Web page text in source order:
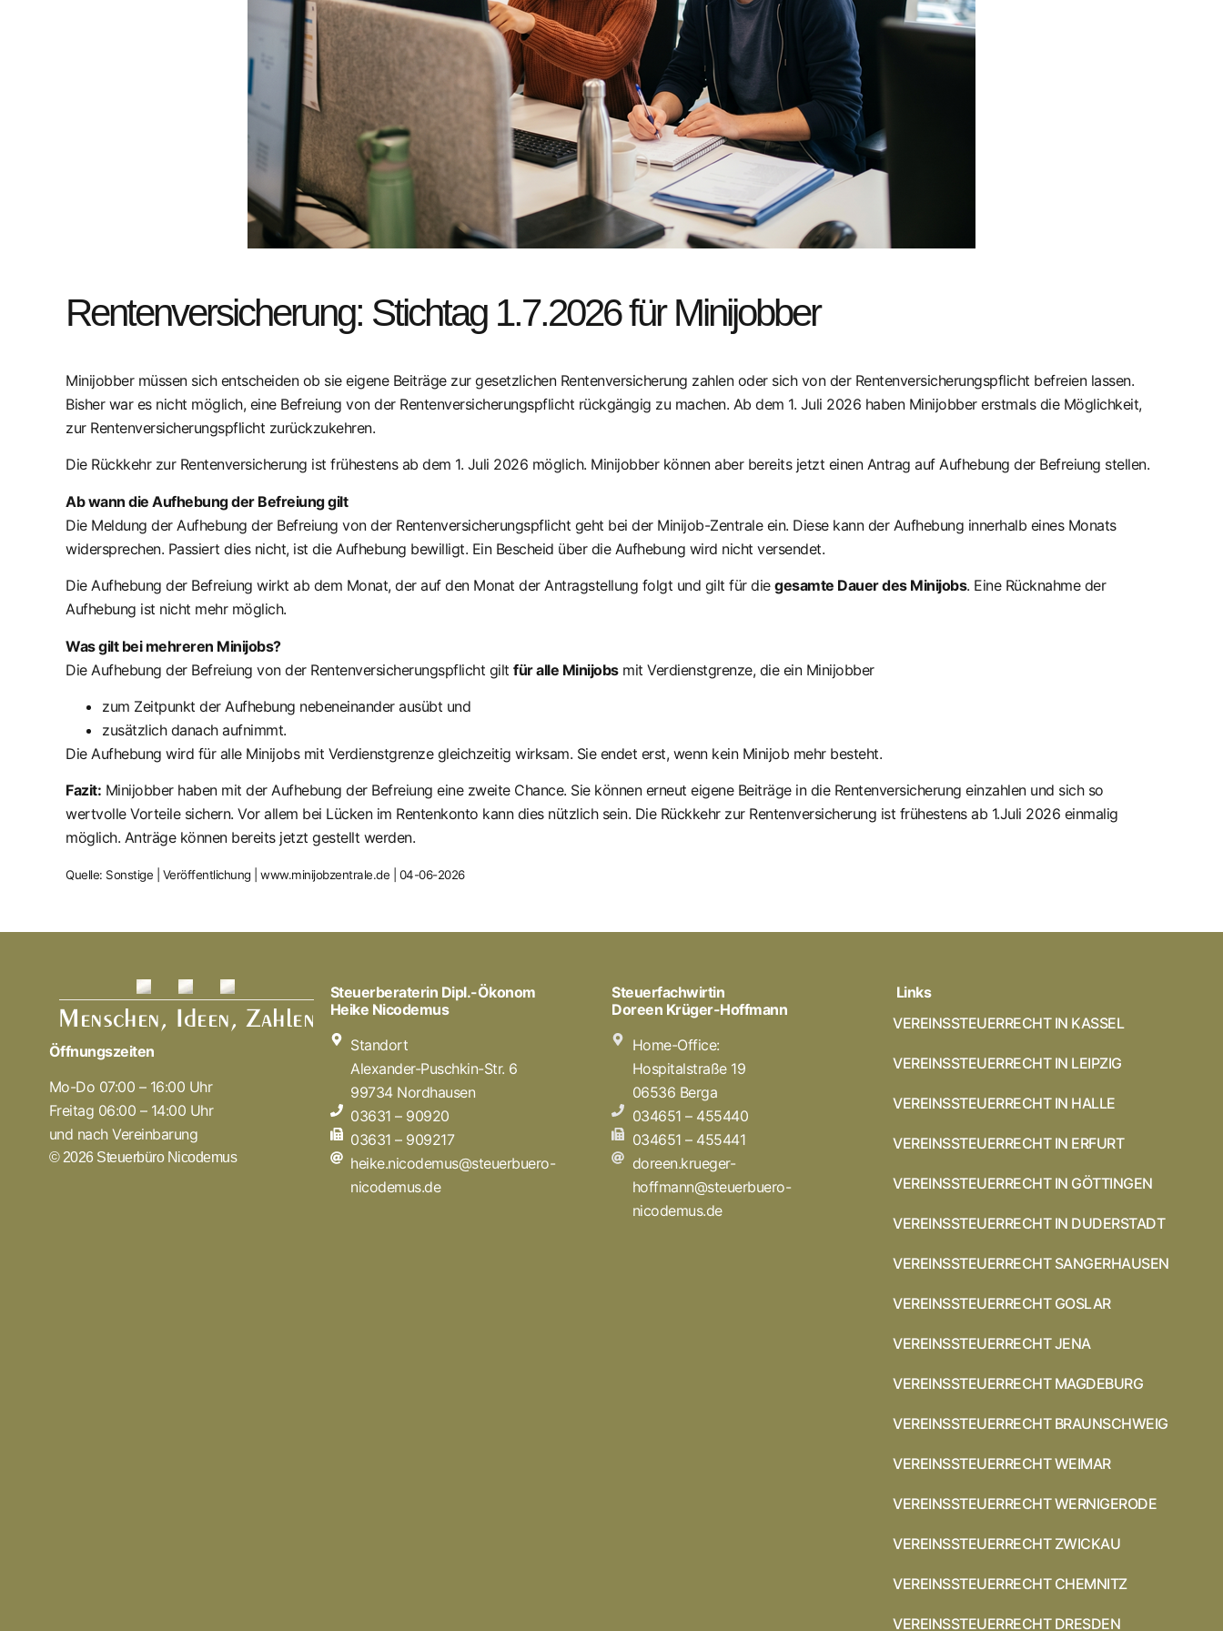
Rentenversicherung: Stichtag 1.7.2026 für Minijobber
Minijobber müssen sich entscheiden ob sie eigene Beiträge zur gesetzlichen Rentenversicherung zahlen oder sich von der Rentenversicherungspflicht befreien lassen.
Bisher war es nicht möglich, eine Befreiung von der Rentenversicherungspflicht rückgängig zu machen. Ab dem 1. Juli 2026 haben Minijobber erstmals die Möglichkeit,
zur Rentenversicherungspflicht zurückzukehren.
Die Rückkehr zur Rentenversicherung ist frühestens ab dem 1. Juli 2026 möglich. Minijobber können aber bereits jetzt einen Antrag auf Aufhebung der Befreiung stellen.
Ab wann die Aufhebung der Befreiung gilt
Die Meldung der Aufhebung der Befreiung von der Rentenversicherungspflicht geht bei der Minijob-Zentrale ein. Diese kann der Aufhebung innerhalb eines Monats
widersprechen. Passiert dies nicht, ist die Aufhebung bewilligt. Ein Bescheid über die Aufhebung wird nicht versendet.
Die Aufhebung der Befreiung wirkt ab dem Monat, der auf den Monat der Antragstellung folgt und gilt für die gesamte Dauer des Minijobs. Eine Rücknahme der
Aufhebung ist nicht mehr möglich.
Was gilt bei mehreren Minijobs?
Die Aufhebung der Befreiung von der Rentenversicherungspflicht gilt für alle Minijobsmit Verdienstgrenze, die ein Minijobber
zum Zeitpunkt der Aufhebung nebeneinander ausübt und
zusätzlich danach aufnimmt.
Die Aufhebung wird für alle Minijobs mit Verdienstgrenze gleichzeitig wirksam. Sie endet erst, wenn kein Minijob mehr besteht.
Fazit: Minijobber haben mit der Aufhebung der Befreiung eine zweite Chance. Sie können erneut eigene Beiträge in die Rentenversicherung einzahlen und sich so
wertvolle Vorteile sichern. Vor allem bei Lücken im Rentenkonto kann dies nützlich sein. Die Rückkehr zur Rentenversicherung ist frühestens ab 1.Juli 2026 einmalig
möglich. Anträge können bereits jetzt gestellt werden.
Quelle: Sonstige | Veröffentlichung | www.minijobzentrale.de | 04-06-2026
Öffnungszeiten
Mo-Do 07:00 – 16:00 Uhr
Freitag 06:00 – 14:00 Uhr
und nach Vereinbarung
© 2026 Steuerbüro Nicodemus
Steuerberaterin Dipl.-Ökonom
Heike Nicodemus
Standort
Alexander-Puschkin-Str. 6
99734 Nordhausen
03631 – 90920
03631 – 909217
heike.nicodemus@steuerbuero-
nicodemus.de
Steuerfachwirtin
Doreen Krüger-Hoffmann
Home-Office:
Hospitalstraße 19
06536 Berga
034651 – 455440
034651 – 455441
doreen.krueger-
hoffmann@steuerbuero-
nicodemus.de
Links
VEREINSSTEUERRECHT IN KASSEL
VEREINSSTEUERRECHT IN LEIPZIG
VEREINSSTEUERRECHT IN HALLE
VEREINSSTEUERRECHT IN ERFURT
VEREINSSTEUERRECHT IN GÖTTINGEN
VEREINSSTEUERRECHT IN DUDERSTADT
VEREINSSTEUERRECHT SANGERHAUSEN
VEREINSSTEUERRECHT GOSLAR
VEREINSSTEUERRECHT JENA
VEREINSSTEUERRECHT MAGDEBURG
VEREINSSTEUERRECHT BRAUNSCHWEIG
VEREINSSTEUERRECHT WEIMAR
VEREINSSTEUERRECHT WERNIGERODE
VEREINSSTEUERRECHT ZWICKAU
VEREINSSTEUERRECHT CHEMNITZ
VEREINSSTEUERRECHT DRESDEN